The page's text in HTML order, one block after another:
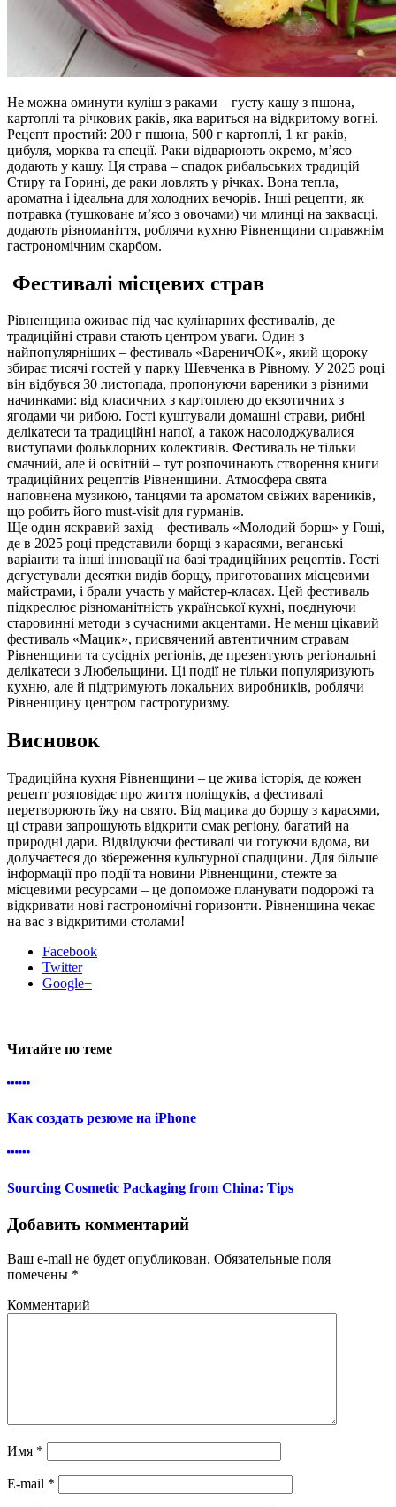
Не можна оминути куліш з раками – густу кашу з пшона,
картоплі та річкових раків, яка вариться на відкритому вогні.
Рецепт простий: 200 г пшона, 500 г картоплі, 1 кг раків,
цибуля, морква та спеції. Раки відварюють окремо, м’ясо
додають у кашу. Ця страва – спадок рибальських традицій
Стиру та Горині, де раки ловлять у річках. Вона тепла,
ароматна і ідеальна для холодних вечорів. Інші рецепти, як
потравка (тушковане м’ясо з овочами) чи млинці на заквасці,
додають різноманіття, роблячи кухню Рівненщини справжнім
гастрономічним скарбом.
Фестивалі місцевих страв
Рівненщина оживає під час кулінарних фестивалів, де
традиційні страви стають центром уваги. Один з
найпопулярніших – фестиваль «ВареничОК», який щороку
збирає тисячі гостей у парку Шевченка в Рівному. У 2025 році
він відбувся 30 листопада, пропонуючи вареники з різними
начинками: від класичних з картоплею до екзотичних з
ягодами чи рибою. Гості куштували домашні страви, рибні
делікатеси та традиційні напої, а також насолоджувалися
виступами фольклорних колективів. Фестиваль не тільки
смачний, але й освітній – тут розпочинають створення книги
традиційних рецептів Рівненщини. Атмосфера свята
наповнена музикою, танцями та ароматом свіжих вареників,
що робить його must-visit для гурманів.
Ще один яскравий захід – фестиваль «Молодий борщ» у Гощі,
де в 2025 році представили борщі з карасями, веганські
варіанти та інші інновації на базі традиційних рецептів. Гості
дегустували десятки видів борщу, приготованих місцевими
майстрами, і брали участь у майстер-класах. Цей фестиваль
підкреслює різноманітність української кухні, поєднуючи
старовинні методи з сучасними акцентами. Не менш цікавий
фестиваль «Мацик», присвячений автентичним стравам
Рівненщини та сусідніх регіонів, де презентують регіональні
делікатеси з Любельщини. Ці події не тільки популяризують
кухню, але й підтримують локальних виробників, роблячи
Рівненщину центром гастротуризму.
Висновок
Традиційна кухня Рівненщини – це жива історія, де кожен
рецепт розповідає про життя поліщуків, а фестивалі
перетворюють їжу на свято. Від мацика до борщу з карасями,
ці страви запрошують відкрити смак регіону, багатий на
природні дари. Відвідуючи фестивалі чи готуючи вдома, ви
долучаєтеся до збереження культурної спадщини. Для більше
інформації про події та новини Рівненщини, стежте за
місцевими ресурсами – це допоможе планувати подорожі та
відкривати нові гастрономічні горизонти. Рівненщина чекає
на вас з відкритими столами!
Facebook
Twitter
Google+
Читайте по теме
Как создать резюме на iPhone
Sourcing Cosmetic Packaging from China: Tips
Добавить комментарий
Ваш e-mail не будет опубликован. Обязательные поля
помечены *
Комментарий
Имя *
E-mail *